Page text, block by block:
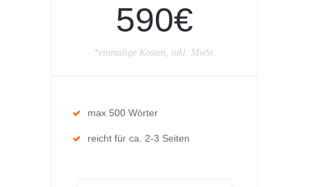
590€
*einmalige Kosten, inkl. MwSt.
max 500 Wörter
reicht für ca. 2-3 Seiten